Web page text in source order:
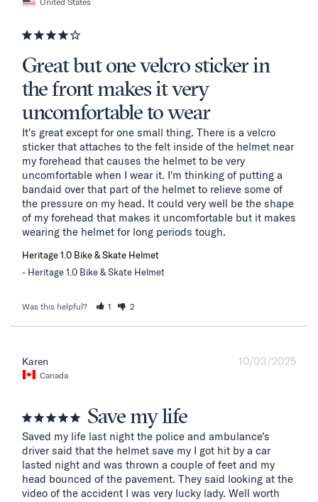
Great but one velcro sticker in
the front makes it very
uncomfortable to wear
It's great except for one small thing. There is a velcro
sticker that attaches to the felt inside of the helmet near
my forehead that causes the helmet to be very
uncomfortable when I wear it. I'm thinking of putting a
bandaid over that part of the helmet to relieve some of
the pressure on my head. It could very well be the shape
of my forehead that makes it uncomfortable but it makes
wearing the helmet for long periods tough.
Heritage 1.0 Bike & Skate Helmet
Heritage 1.0 Bike & Skate Helmet
Was this helpful? 1 2
10/03/2025
Karen
Canada
Save my life
Saved my life last night the police and ambulance’s
driver said that the helmet save my I got hit by a car
lasted night and was thrown a couple of feet and my
head bounced of the pavement. They said looking at the
video of the accident I was very lucky lady. Well worth